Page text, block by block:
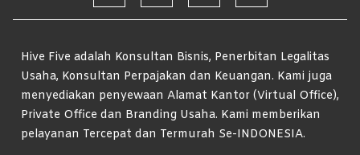
Hive Five adalah Konsultan Bisnis, Penerbitan Legalitas
Usaha, Konsultan Perpajakan dan Keuangan. Kami juga
menyediakan penyewaan Alamat Kantor (Virtual Office),
Private Office dan Branding Usaha. Kami memberikan
pelayanan Tercepat dan Termurah Se-INDONESIA.